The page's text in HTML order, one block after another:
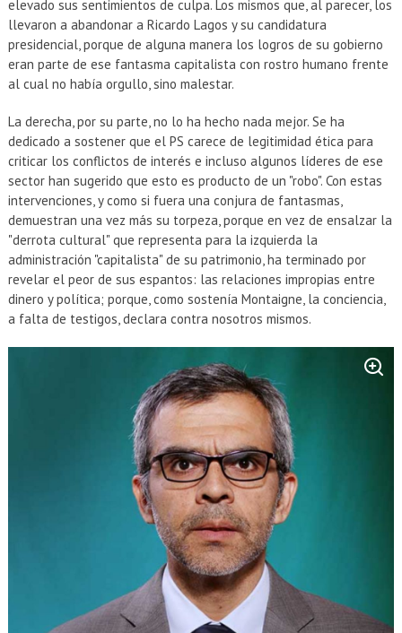
elevado sus sentimientos de culpa. Los mismos que, al parecer, los
llevaron a abandonar a Ricardo Lagos y su candidatura
presidencial, porque de alguna manera los logros de su gobierno
eran parte de ese fantasma capitalista con rostro humano frente
al cual no había orgullo, sino malestar.
La derecha, por su parte, no lo ha hecho nada mejor. Se ha
dedicado a sostener que el PS carece de legitimidad ética para
criticar los conflictos de interés e incluso algunos líderes de ese
sector han sugerido que esto es producto de un "robo". Con estas
intervenciones, y como si fuera una conjura de fantasmas,
demuestran una vez más su torpeza, porque en vez de ensalzar la
"derrota cultural" que representa para la izquierda la
administración "capitalista" de su patrimonio, ha terminado por
revelar el peor de sus espantos: las relaciones impropias entre
dinero y política; porque, como sostenía Montaigne, la conciencia,
a falta de testigos, declara contra nosotros mismos.